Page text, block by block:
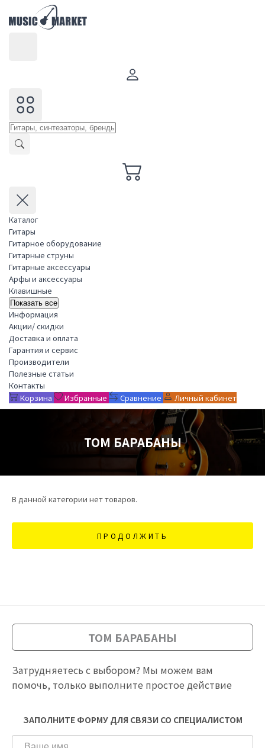
Каталог
Гитары
Гитарное оборудование
Гитарные струны
Гитарные аксессуары
Арфы и аксессуары
Клавишные
Показать все
Информация
Акции/ скидки
Доставка и оплата
Гарантия и сервис
Производители
Полезные статьи
Контакты
Корзина
Избранные Сравнение Личный кабинет
ТОМ БАРАБАНЫ
В данной категории нет товаров.
ПРОДОЛЖИТЬ
ТОМ БАРАБАНЫ
Затрудняетесь с выбором? Мы можем вам
помочь, только выполните простое действие
ЗАПОЛНИТЕ ФОРМУ ДЛЯ СВЯЗИ СО СПЕЦИАЛИСТОМ